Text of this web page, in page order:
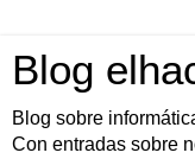
Blog
Blog sobre
Con entradas sobre